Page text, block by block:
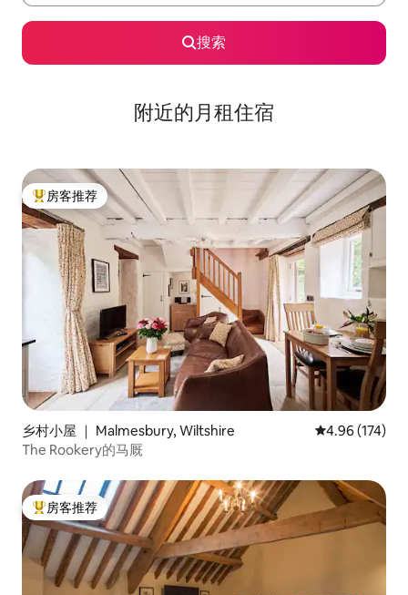
搜索
附近的月租住宿
热门「房客推荐」
房客推荐
乡村小屋 ｜ Malmesbury, Wiltshire 平均评分 4.96
4.96 (174)
The Rookery的马厩
热门「房客推荐」
房客推荐